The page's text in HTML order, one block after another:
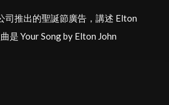
司推出的聖誕節廣告，講述 Elton
是 Your Song by Elton John